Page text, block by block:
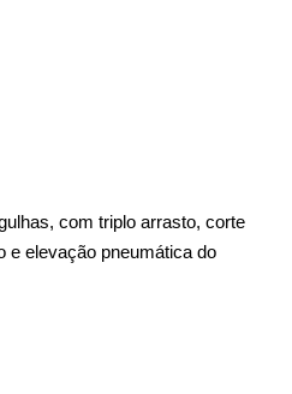
com triplo arrasto, corte
e elevação pneumática do